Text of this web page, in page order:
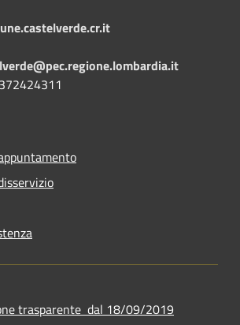
trasparente dal 18/09/2019